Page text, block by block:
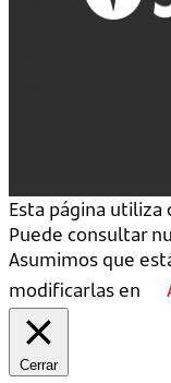
Esta página utiliza
Puede consultar
Asumimos que
modificarlas en
Cerrar